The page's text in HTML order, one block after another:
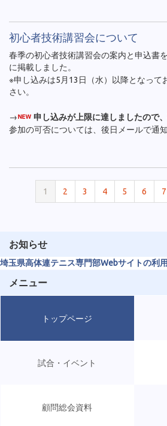
初心者技術講習会について
春季の初心者技術講習会の案内と申込書
に掲載しました。
※申し込みは5月13日（水）以降となって
さい。
→
申し込みが上限に達しましたので
参加の可否については、後日メールで通知
1 2 3 4 5 6 7
お知らせ
埼玉県高体連テニス専門部Webサイトの利
メニュー
トップページ
試合・イベント
顧問総会資料